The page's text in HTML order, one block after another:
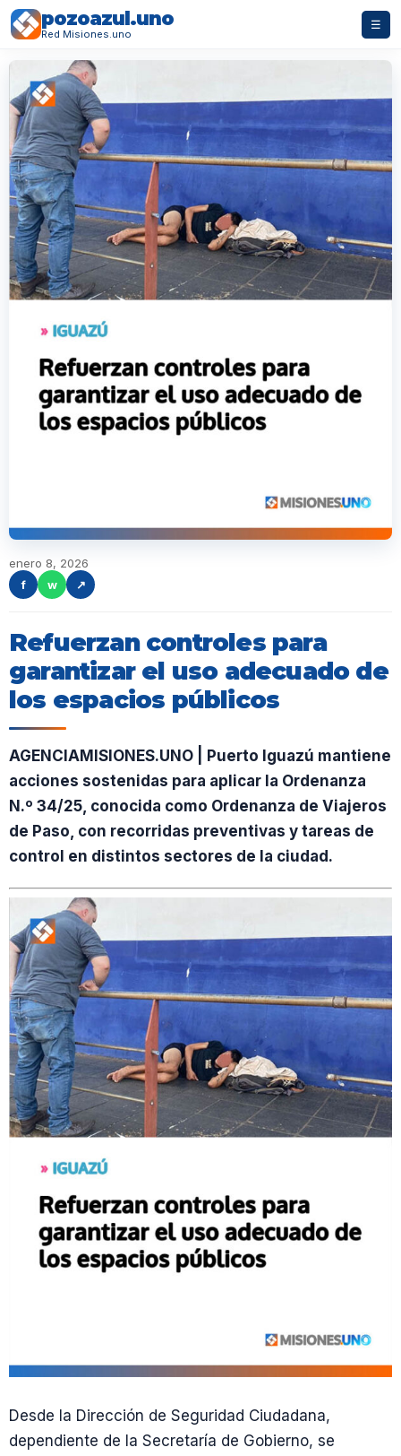
pozoazul.uno
Red Misiones.uno
☰
enero 8, 2026
f
w ↗
Refuerzan controles para
garantizar el uso adecuado de
los espacios públicos
AGENCIAMISIONES.UNO | Puerto Iguazú mantiene
acciones sostenidas para aplicar la Ordenanza
N.º 34/25, conocida como Ordenanza de Viajeros
de Paso, con recorridas preventivas y tareas de
control en distintos sectores de la ciudad.
Desde la Dirección de Seguridad Ciudadana,
dependiente de la Secretaría de Gobierno, se